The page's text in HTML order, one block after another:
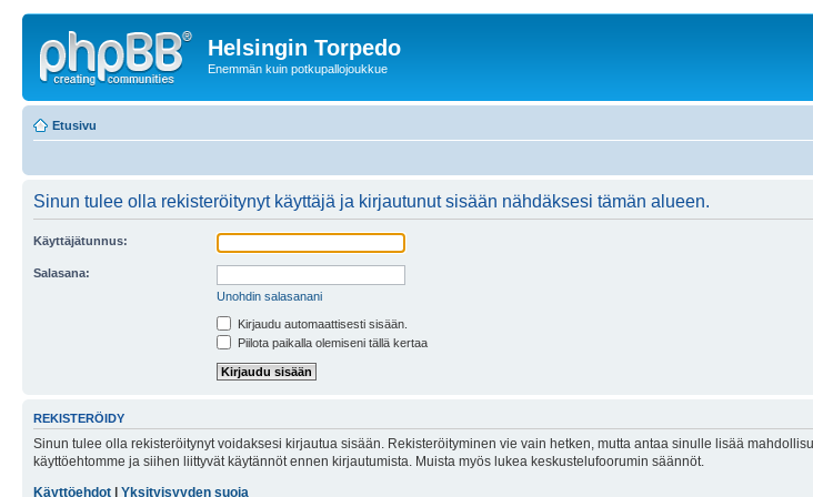
Helsingin Torpedo
Enemmän kuin potkupallojoukkue
Etusivu
Sinun tulee olla rekisteröitynyt käyttäjä ja kirjautunut sisään nähdäksesi tämän alueen.
Käyttäjätunnus:
Salasana:
Unohdin salasanani
Kirjaudu automaattisesti sisään.
Piilota paikalla olemiseni tällä kertaa
REKISTERÖIDY
Sinun tulee olla rekisteröitynyt voidaksesi kirjautua sisään. Rekisteröityminen vie vain hetken, mutta antaa sinulle lisää
käyttöehtomme ja siihen liittyvät käytännöt ennen kirjautumista. Muista myös lukea keskustelufoorumin säännöt.
Käyttöehdot
Yksityisyyden suoja